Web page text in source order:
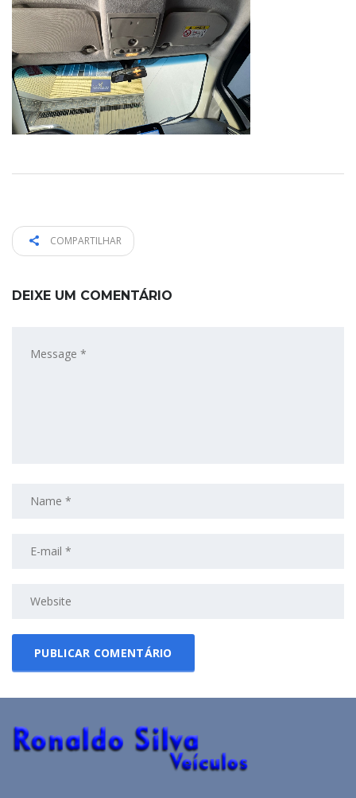
COMPARTILHAR
DEIXE UM COMENTÁRIO